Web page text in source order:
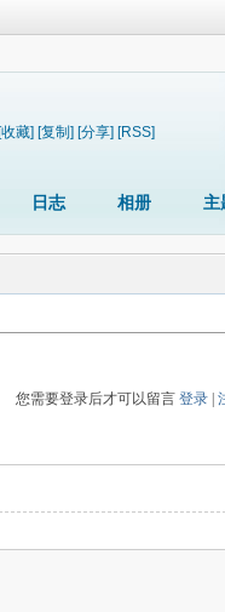
藏] [复制] [分享] [RSS]
日志 相册 主
您需要登录后才可以留言登录 |